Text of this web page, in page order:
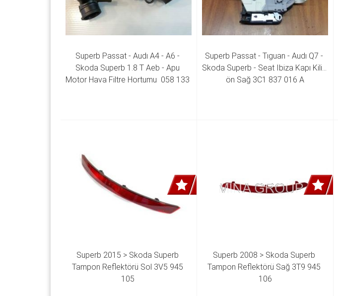
Superb Passat - Audı A4 - A6 -
Skoda Superb 1.8 T Aeb - Apu
Motor Hava Filtre Hortumu  058 133
Superb Passat - Tıguan - Audı Q7 -
Skoda Superb - Seat Ibiza Kapı Kilidi
ön Sağ 3C1 837 016 A
Superb 2015 > Skoda Superb
Tampon Reflektörü Sol 3V5 945
105
Superb 2008 > Skoda Superb
Tampon Reflektörü Sağ 3T9 945
106